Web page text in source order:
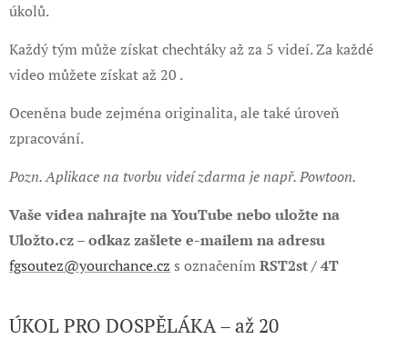
úkolů.
Každý tým může získat chechtáky až za 5 videí. Za každé
video můžete získat až 20 .
Oceněna bude zejména originalita, ale také úroveň
zpracování.
Pozn. Aplikace na tvorbu videí zdarma je např. Powtoon.
Vaše videa nahrajte na YouTube nebo uložte na
Uložto.cz – odkaz zašlete e-mailem na adresu
fgsoutez@yourchance.cz s označenímRST2st / 4T
ÚKOL PRO DOSPĚLÁKA – až 20